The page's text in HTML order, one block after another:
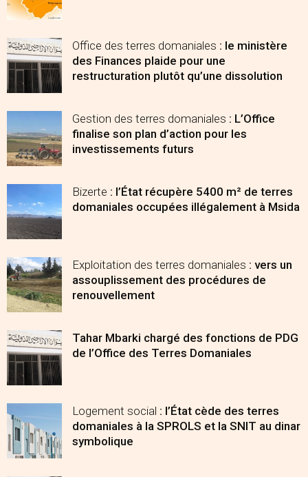
Office des terres domaniales : le ministère
des Finances plaide pour une
restructuration plutôt qu’une dissolution
Gestion des terres domaniales : L’Office
finalise son plan d’action pour les
investissements futurs
Bizerte : l’État récupère 5400 m² de terres
domaniales occupées illégalement à Msida
Exploitation des terres domaniales : vers un
assouplissement des procédures de
renouvellement
Tahar Mbarki chargé des fonctions de PDG
de l’Office des Terres Domaniales
Logement social : l’État cède des terres
domaniales à la SPROLS et la SNIT au dinar
symbolique